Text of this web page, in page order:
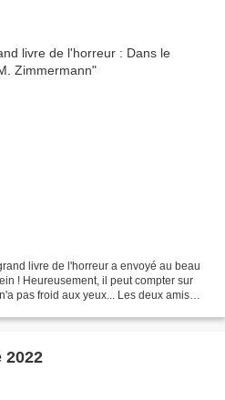
livre de l'horreur a envoyé au beau
! Heureusement, il peut compter sur
pas froid aux yeux... Les deux amis
2022